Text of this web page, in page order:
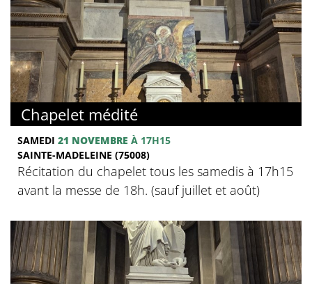
Chapelet médité
SAMEDI 21 NOVEMBRE À 17H15
SAINTE-MADELEINE (75008)
Récitation du chapelet tous les samedis à 17h15
avant la messe de 18h. (sauf juillet et août)